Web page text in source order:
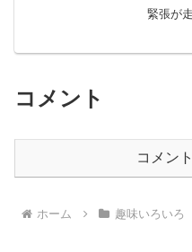
緊張が
コメント
コメン
ホーム 趣味いろいろ